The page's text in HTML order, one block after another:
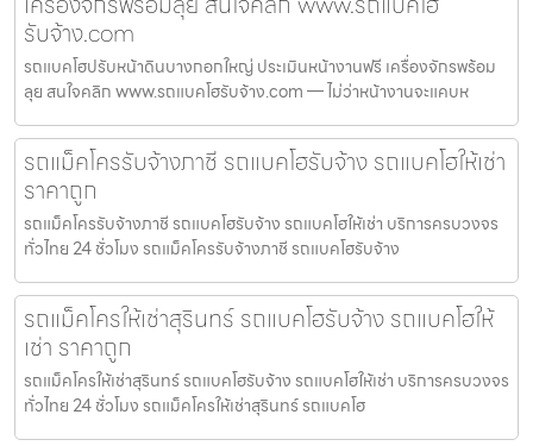
รับจ้าง.com
รถแบคโฮปรับหน้าดินบางกอกใหญ่ ประเมินหน้างานฟรี เครื่องจักรพร้อม
ลุย สนใจคลิก www.รถแบคโฮรับจ้าง.com — ไม่ว่าหน้างานจะแคบห
รถแม็คโครรับจ้างภาชี รถแบคโฮรับจ้าง รถแบคโฮให้เช่า
ราคาถูก
รถแม็คโครรับจ้างภาชี รถแบคโฮรับจ้าง รถแบคโฮให้เช่า บริการครบวงจร
ทั่วไทย 24 ชั่วโมง รถแม็คโครรับจ้างภาชี รถแบคโฮรับจ้าง
รถแม็คโครให้เช่าสุรินทร์ รถแบคโฮรับจ้าง รถแบคโฮให้
เช่า ราคาถูก
รถแม็คโครให้เช่าสุรินทร์ รถแบคโฮรับจ้าง รถแบคโฮให้เช่า บริการครบวงจร
ทั่วไทย 24 ชั่วโมง รถแม็คโครให้เช่าสุรินทร์ รถแบคโฮ